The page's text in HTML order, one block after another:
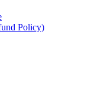
Policy)